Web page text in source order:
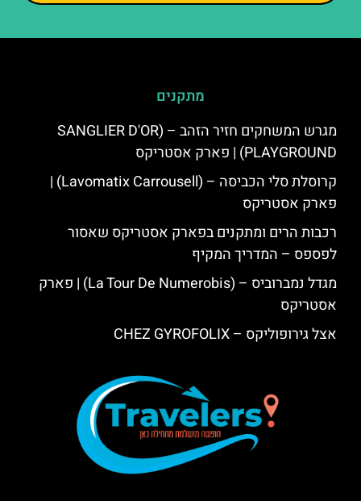
מתקנים
מגרש המשחקים חזיר הזהב – (SANGLIER D'OR
PLAYGROUND) | פארק אסטריקס
קרוסלת סלי הכביסה – (Lavomatix Carrousell) |
פארק אסטריקס
רכבות הרים ומתקנים בפארק אסטריקס שאסור
לפספס – המדריך המקיף
מגדל נמברוביס – (La Tour De Numerobis) | פארק
אסטריקס
אצל גירופוליקס – CHEZ GYROFOLIX